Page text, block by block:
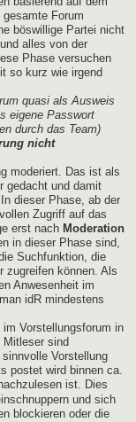
Forum
böswillige Partei nicht
alles von der
Phase versuchen
so kurz wie irgend
quasi als Ausweis
eigene Passwort
durch das Team)
nicht
moderiert. Das ist als
gedacht und damit
dieser Phase, ab der
Zugriff auf das
erst nach Moderation
in dieser Phase sind,
Suchfunktion, die
zugreifen können. Als
Anwesenheit im
idR mindestens
Vorstellungsforum in
Mitleser sind
Vorstellung
postet wird binnen ca.
ist. Dies
und sich
blockieren oder die